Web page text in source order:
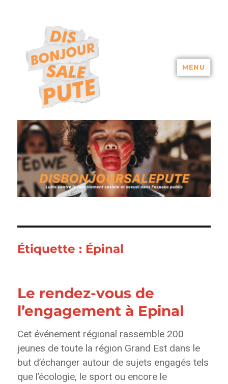
DISBONJOURSALEPUTE
MENU
Étiquette : Épinal
Le rendez-vous de
l’engagement à Epinal
Cet événement régional rassemble 200
jeunes de toute la région Grand Est dans le
but d’échanger autour de sujets engagés tels
que l’écologie, le sport ou encore le